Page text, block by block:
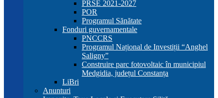
PRSE 2021-2027
POR
Programul Sănătate
Fonduri guvernamentale
PNCCRS
Programul Național de Investiții “Anghel
Saligny”
Construire parc fotovoltaic în municipiul
Medgidia, județul Constanța
LiBri
Anunturi